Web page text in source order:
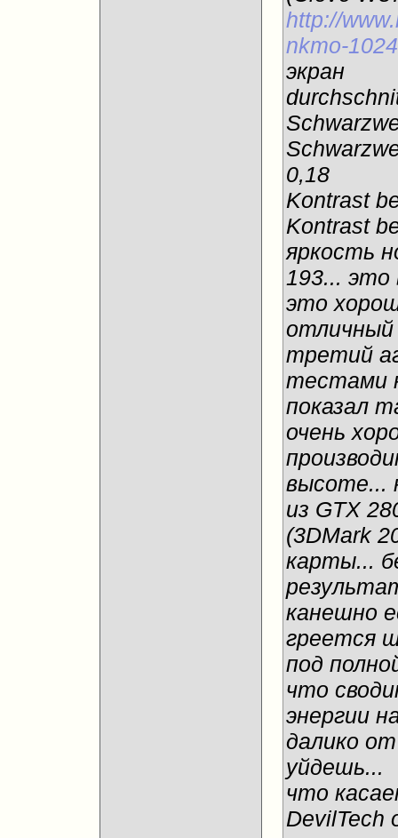
http://
nkmo-1024
экран
0,18
Kontrast
Kontrast
яркость
193...
это
третий
тестами
показал
очень
высоте...
из GTX
(3DMark
карты...
канешно
греется
под
что
энергии
далико
уйдешь...
что
DevilTech